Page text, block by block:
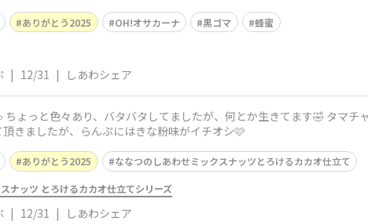
ありがとう2025 OH!オサカーナ 黒ゴマ 蜂蜜
| 12/31 | しあわシェア
きましたが、らんぷにはきな粉味がイチオシ🩷
ありがとう2025 ななつのしあわせミックスナッツとろけるカカオ仕立て
ナッツ とろけるカカオ仕立てシリーズ
| 12/31 | しあわシェア